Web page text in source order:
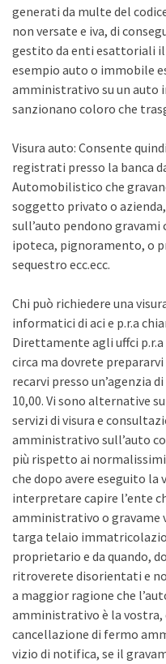
generati da multe del
non versate e iva, di
gestito da enti esattoriali il
esempio auto o immobile
amministrativo su un auto
sanzionano coloro che
Visura auto: Consente
registrati presso la banca
Automobilistico che
soggetto privato o
sull’auto pendono
ipoteca, pignoramento, o
sequestro ecc.ecc.
Chi può richiedere una
informatici di aci e p.r.a
Direttamente agli uffci
circa ma dovrete
recarvi presso un’agenzia
10,00. Vi sono alternative
servizi di visura e
amministrativo sull’auto
più rispetto ai
che dopo avere eseguito la
interpretare capire l’ente
amministrativo o gravame
targa telaio
proprietario e da quando,
ritroverete disorientati e
a maggior ragione che
amministrativo è la vostra,
cancellazione di fermo
vizio di notifica, se il